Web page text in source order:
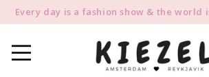
Every day is a fashion show & the world